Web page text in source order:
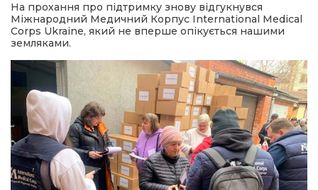
політика
місія
На прохання про підтримку знову відгукнувся
Міжнародний Медичний Корпус International Medical
Corps Ukraine, який не вперше опікується нашими
земляками.